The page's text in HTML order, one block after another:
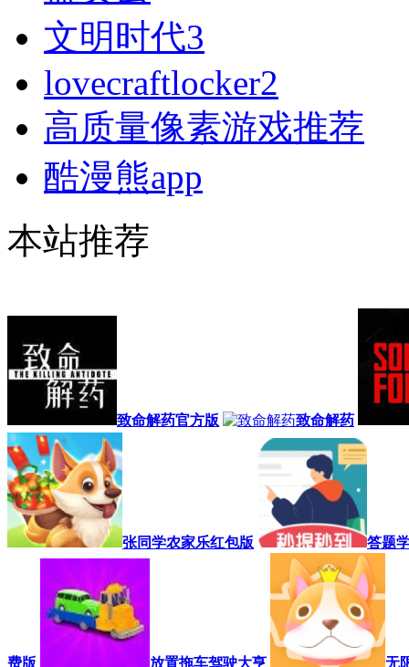
文明时代3
lovecraftlocker2
高质量像素游戏推荐
酷漫熊app
本站推荐
致命解药官方版 致命解药
张同学农家乐红包版 答题
费版 放置拖车驾驶大亨 无